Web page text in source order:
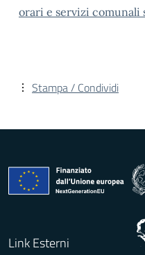
orari e servizi comunali
Stampa / Condividi
Link Esterni